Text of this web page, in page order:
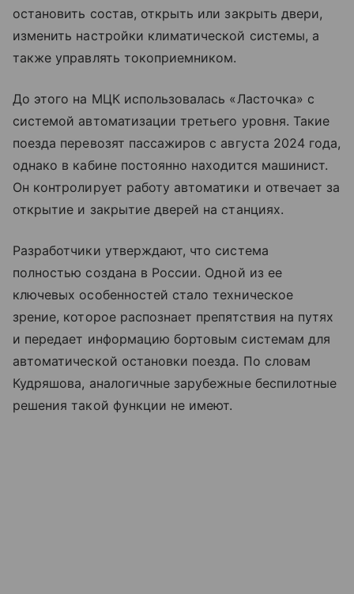
остановить состав, открыть или закрыть двери,
изменить настройки климатической системы, а
также управлять токоприемником.
До этого на МЦК использовалась «Ласточка» с
системой автоматизации третьего уровня. Такие
поезда перевозят пассажиров с августа 2024 года,
однако в кабине постоянно находится машинист.
Он контролирует работу автоматики и отвечает за
открытие и закрытие дверей на станциях.
Разработчики утверждают, что система
полностью создана в России. Одной из ее
ключевых особенностей стало техническое
зрение, которое распознает препятствия на путях
и передает информацию бортовым системам для
автоматической остановки поезда. По словам
Кудряшова, аналогичные зарубежные беспилотные
решения такой функции не имеют.